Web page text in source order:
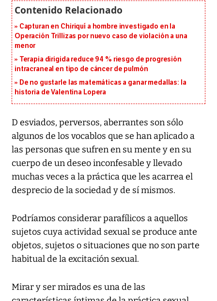
Capturan en Chiriquí a hombre investigado en la
Operación Trillizas por nuevo caso de violación a una
menor
Terapia dirigida reduce 94 % riesgo de progresión
intracraneal en tipo de cáncer de pulmón
De no gustarle las matemáticas a ganar medallas: la
historia de Valentina Lopera
D esviados, perversos, aberrantes son sólo
algunos de los vocablos que se han aplicado a
las personas que sufren en su mente y en su
cuerpo de un deseo inconfesable y llevado
muchas veces a la práctica que les acarrea el
desprecio de la sociedad y de sí mismos.
Podríamos considerar parafílicos a aquellos
sujetos cuya actividad sexual se produce ante
objetos, sujetos o situaciones que no son parte
habitual de la excitación sexual.
Mirar y ser mirados es una de las